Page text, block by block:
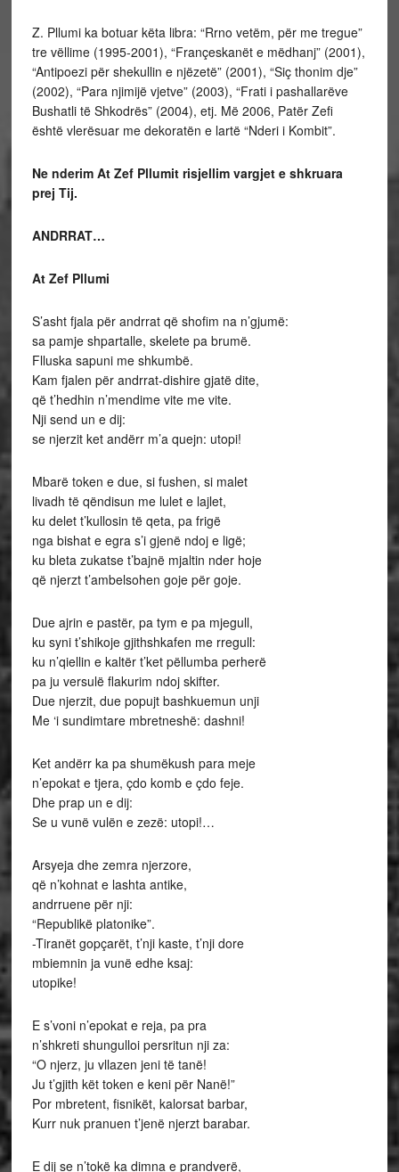
Z. Pllumi ka botuar këta libra: “Rrno vetëm, për me tregue”
tre vëllime (1995-2001), “Françeskanët e mëdhanj” (2001),
“Antipoezi për shekullin e njëzetë” (2001), “Siç thonim dje”
(2002), “Para njimijë vjetve” (2003), “Frati i pashallarëve
Bushatli të Shkodrës” (2004), etj. Më 2006, Patër Zefi
është vlerësuar me dekoratën e lartë “Nderi i Kombit”.
Ne nderim At Zef Pllumit risjellim vargjet e shkruara
prej Tij.
ANDRRAT…
At Zef Pllumi
S’asht fjala për andrrat që shofim na n’gjumë:
sa pamje shpartalle, skelete pa brumë.
Flluska sapuni me shkumbë.
Kam fjalen për andrrat-dishire gjatë dite,
që t’hedhin n’mendime vite me vite.
Nji send un e dij:
se njerzit ket andërr m’a quejn: utopi!
Mbarë token e due, si fushen, si malet
livadh të qëndisun me lulet e lajlet,
ku delet t’kullosin të qeta, pa frigë
nga bishat e egra s’i gjenë ndoj e ligë;
ku bleta zukatse t’bajnë mjaltin nder hoje
që njerzt t’ambelsohen goje për goje.
Due ajrin e pastër, pa tym e pa mjegull,
ku syni t’shikoje gjithshkafen me rregull:
ku n’qiellin e kaltër t’ket pëllumba perherë
pa ju versulë flakurim ndoj skifter.
Due njerzit, due popujt bashkuemun unji
Me ‘i sundimtare mbretneshë: dashni!
Ket andërr ka pa shumëkush para meje
n’epokat e tjera, çdo komb e çdo feje.
Dhe prap un e dij:
Se u vunë vulën e zezë: utopi!…
Arsyeja dhe zemra njerzore,
që n’kohnat e lashta antike,
andrruene për nji:
“Republikë platonike”.
-Tiranët gopçarët, t’nji kaste, t’nji dore
mbiemnin ja vunë edhe ksaj:
utopike!
E s’voni n’epokat e reja, pa pra
n’shkreti shungulloi persritun nji za:
“O njerz, ju vllazen jeni të tanë!
Ju t’gjith kët token e keni për Nanë!”
Por mbretent, fisnikët, kalorsat barbar,
Kurr nuk pranuen t’jenë njerzt barabar.
E dij se n’tokë ka dimna e prandverë,